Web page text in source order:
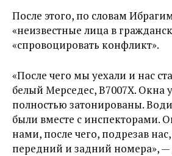
После этого, по словам
«неизвестные лица в
«спровоцировать конфликт».
«После чего мы уехали и нас
белый Мерседес, В7007Х. Окна
полностью затонированы.
были вместе с инспекторами.
нами, после чего, подрезав
передний и задний номера», —